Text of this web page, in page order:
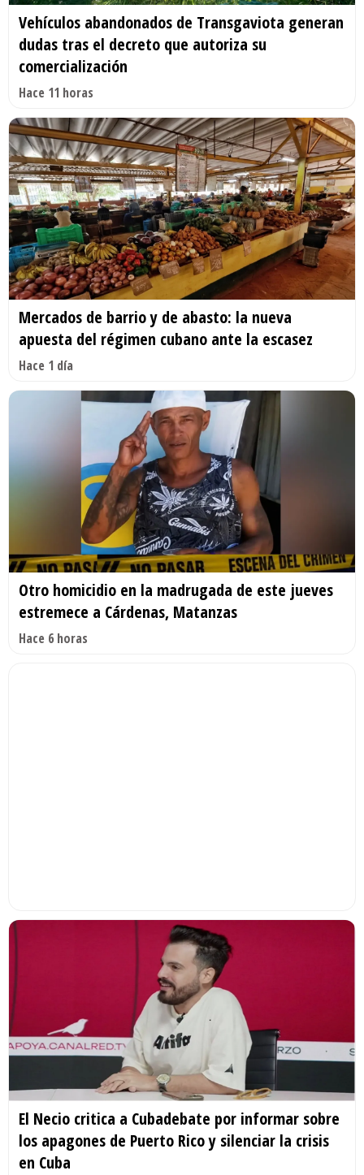
Vehículos abandonados de Transgaviota generan
dudas tras el decreto que autoriza su
comercialización
Hace 11 horas
Mercados de barrio y de abasto: la nueva
apuesta del régimen cubano ante la escasez
Hace 1 día
Otro homicidio en la madrugada de este jueves
estremece a Cárdenas, Matanzas
Hace 6 horas
El Necio critica a Cubadebate por informar sobre
los apagones de Puerto Rico y silenciar la crisis
en Cuba